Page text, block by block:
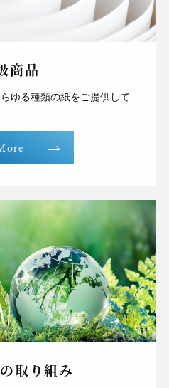
扱商品
ゆる種類の紙をご提供して
の取り組み